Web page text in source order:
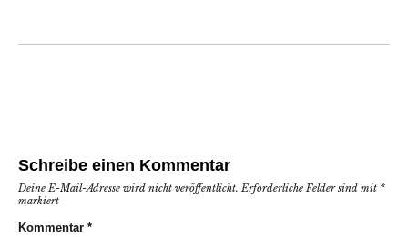
Schreibe einen Kommentar
Deine E-Mail-Adresse wird nicht veröffentlicht. Erforderliche Felder sind mit *
markiert
Kommentar *